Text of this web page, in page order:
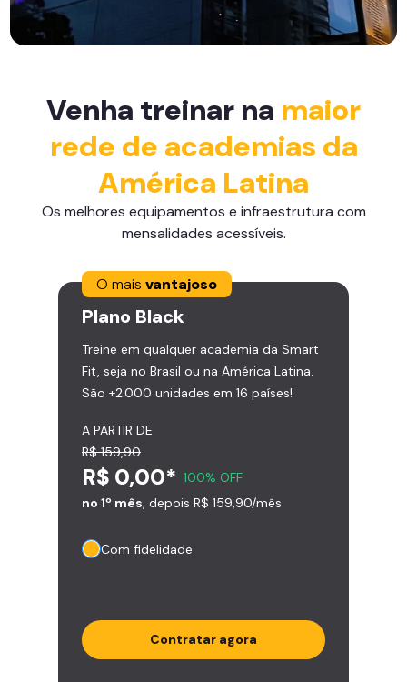
Venha treinar na maior
rede de academias da
América Latina
Os melhores equipamentos e infraestrutura com
mensalidades acessíveis.
O mais vantajoso
Plano Black
Treine em qualquer academia da Smart
Fit, seja no Brasil ou na América Latina.
São +2.000 unidades em 16 países!
A PARTIR DE
R$ 159,90
R$ 0,00* 100% OFF
no 1º mês, depois R$ 159,90/mês
Com fidelidade
Contratar agora